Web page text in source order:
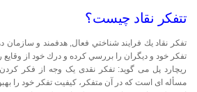
تتفکر نقاد چیست؟
تفکر نقاد يك فرايند شناختي فعال, هدفمند و
تفكر خود و ديگران را بررسي كرده و درك خود از وقايع
ریچارد پل می گوید: تفکر نقدی یک وجه از فکر
مسأله ای است که در آن متفکر، کیفیت تفکر خود را